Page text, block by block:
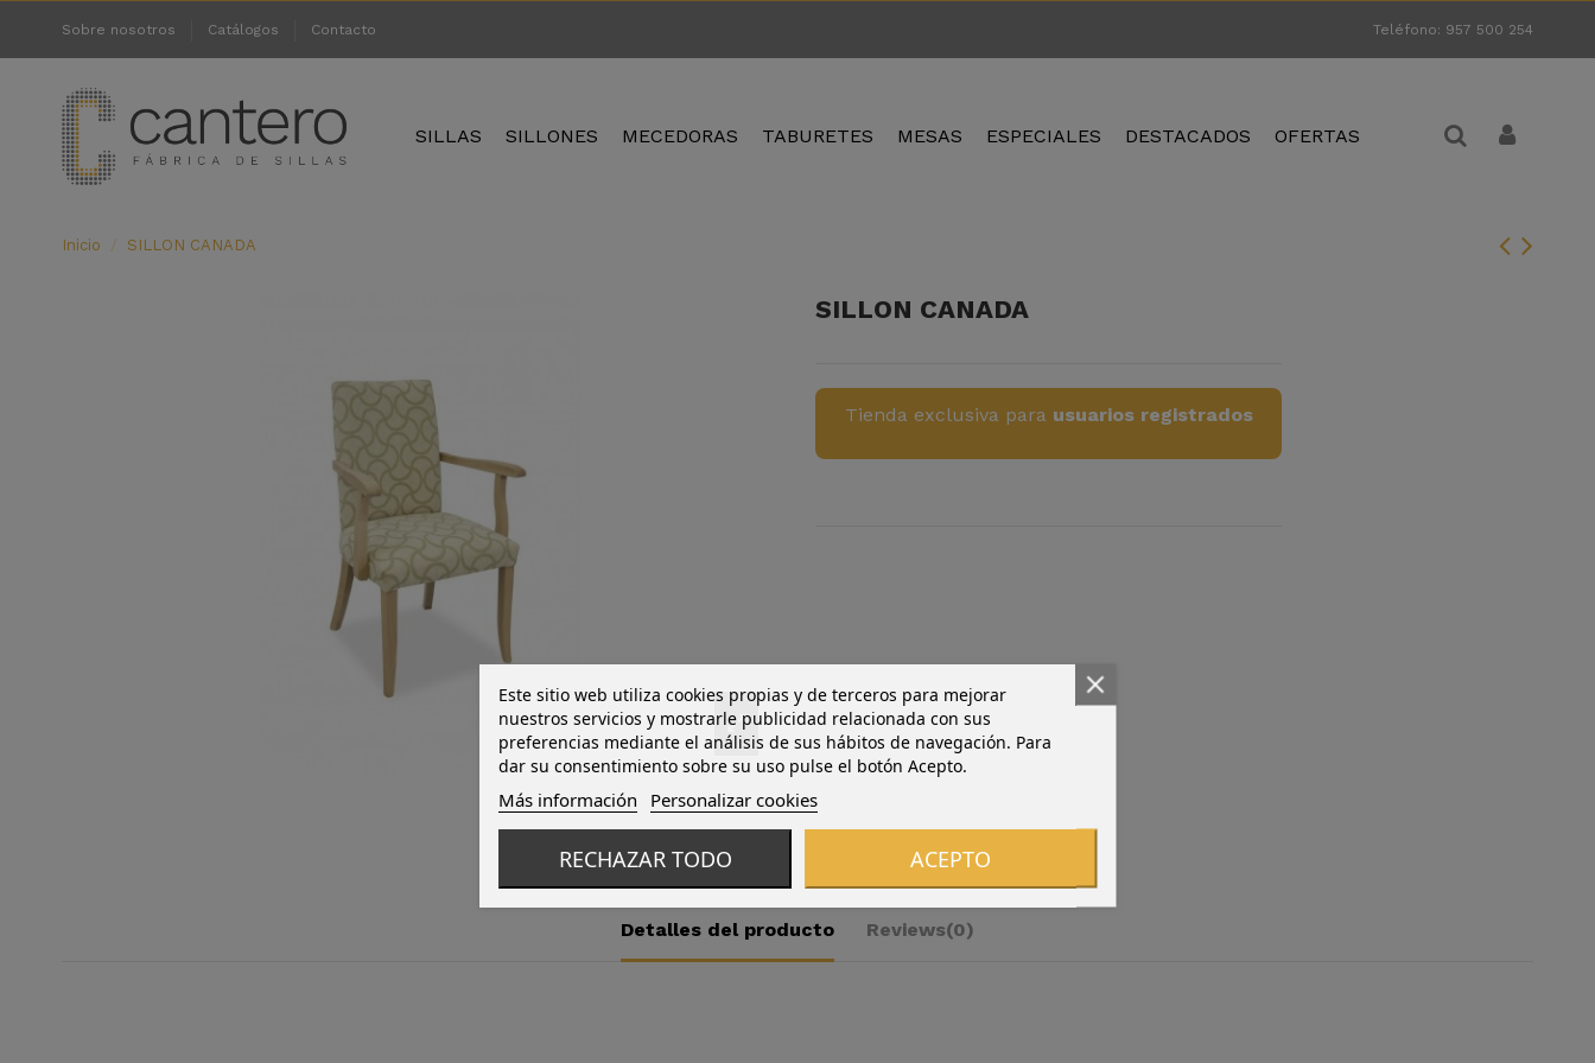
Sobre nosotros Catálogos Contacto Teléfono: 957 500 254
SILLAS SILLONES MECEDORAS TABURETES MESAS ESPECIALES DESTACADOS OFERTAS
Inicio SILLON CANADA
SILLON CANADA
Tienda exclusiva para usuarios registrados
Detalles del producto Reviews(0)
Este sitio web utiliza cookies propias y de terceros para mejorar
nuestros servicios y mostrarle publicidad relacionada con sus
preferencias mediante el análisis de sus hábitos de navegación. Para
dar su consentimiento sobre su uso pulse el botón Acepto.
Más información Personalizar cookies
RECHAZAR TODO ACEPTO